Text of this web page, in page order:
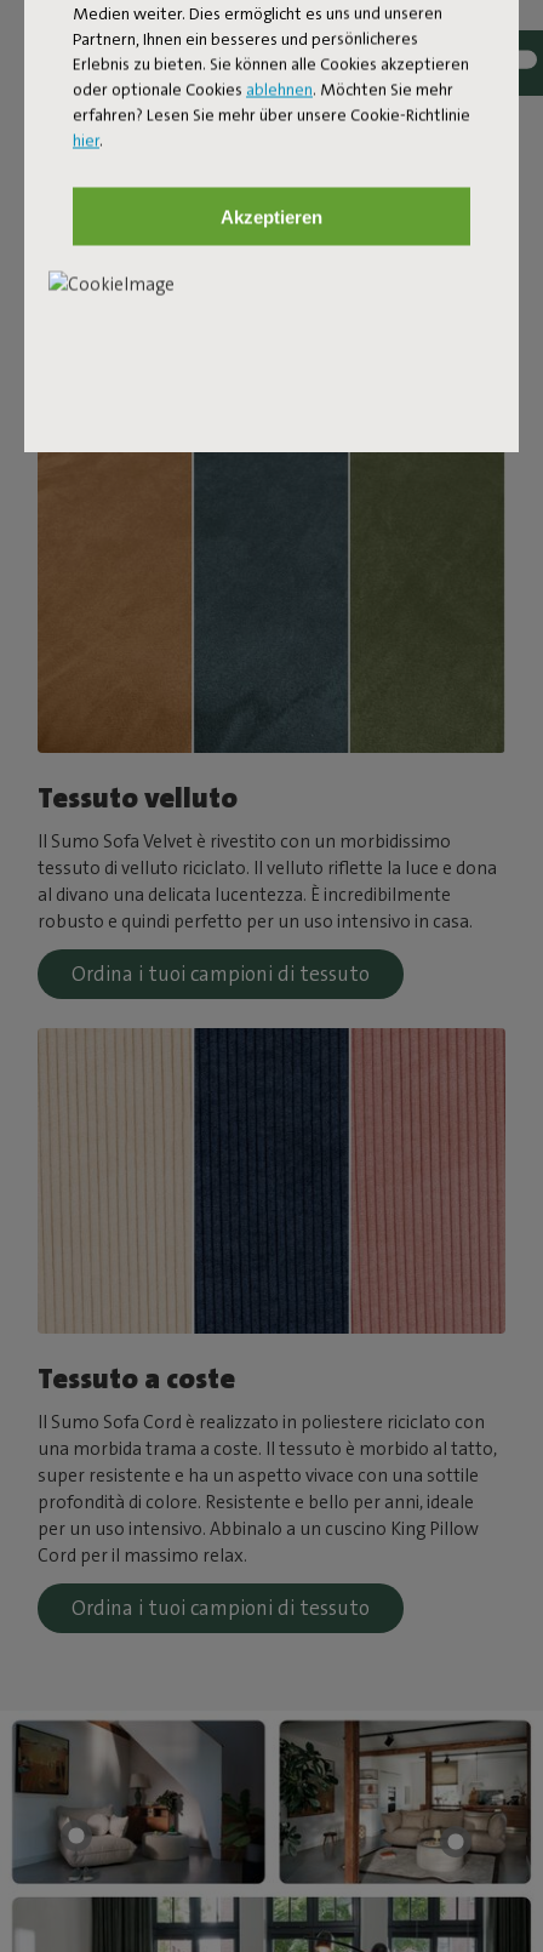
Medien weiter. Dies ermöglicht es uns und unseren
Partnern, Ihnen ein besseres und persönlicheres
Erlebnis zu bieten. Sie können alle Cookies akzeptieren
oder optionale Cookies ablehnen. Möchten Sie mehr
erfahren? Lesen Sie mehr über unsere Cookie-Richtlinie
hier.
Akzeptieren
Tessuto bouclé
Il Sumo Sofa Bouclé è realizzato in poliestere riciclato con
una lussuosa struttura bouclé. Il tessuto è super
resistente, durevole e tessuto con filati in diverse tonalità
confortevole per sprofondarci dentro, ma abbastanza
Tessuto velluto
Il Sumo Sofa Velvet è rivestito con un morbidissimo
tessuto di velluto riciclato. Il velluto riflette la luce e dona
al divano una delicata lucentezza. È incredibilmente
robusto e quindi perfetto per un uso intensivo in casa.
Ordina i tuoi campioni di tessuto
Tessuto a coste
Il Sumo Sofa Cord è realizzato in poliestere riciclato con
una morbida trama a coste. Il tessuto è morbido al tatto,
super resistente e ha un aspetto vivace con una sottile
profondità di colore. Resistente e bello per anni, ideale
per un uso intensivo. Abbinalo a un cuscino King Pillow
Cord per il massimo relax.
Ordina i tuoi campioni di tessuto